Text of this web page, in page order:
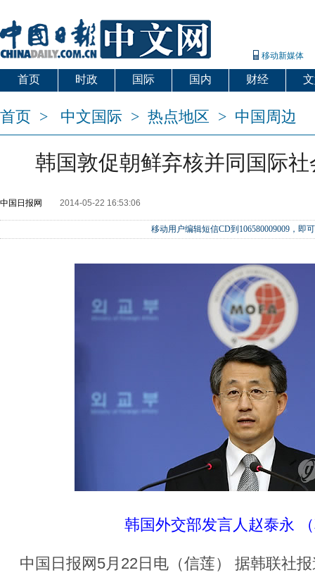
移动新媒体
首页 时政 国际 国内 财经
首页 > 中文国际 > 热点地区 > 中国周边
韩国敦促朝鲜弃核并同国际
中国日报网 2014-05-22 16:53:06
移动用户编辑短信CD到106580009009，即
韩国外交部发言人赵泰永
中国日报网5月22日电（信莲） 据韩联社